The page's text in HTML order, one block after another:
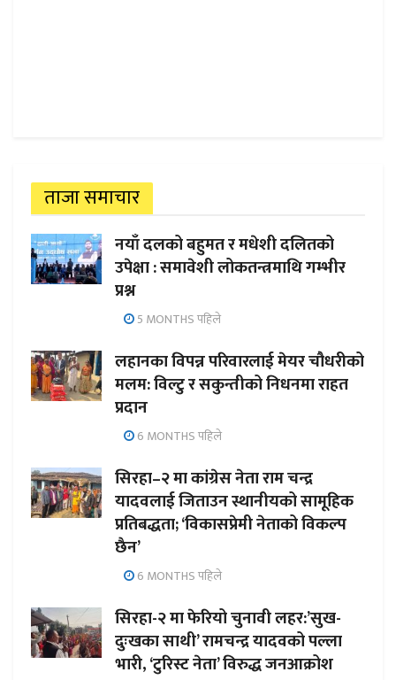
ताजा समाचार
नयाँ दलको बहुमत र मधेशी दलितको
उपेक्षा : समावेशी लोकतन्त्रमाथि गम्भीर
प्रश्न
5 MONTHS पहिले
लहानका विपन्न परिवारलाई मेयर चौधरीको
मलम: विल्टु र सकुन्तीको निधनमा राहत
प्रदान
6 MONTHS पहिले
सिरहा–२ मा कांग्रेस नेता राम चन्द्र
यादवलाई जिताउन स्थानीयको सामूहिक
प्रतिबद्धता; ‘विकासप्रेमी नेताको विकल्प
छैन’
6 MONTHS पहिले
सिरहा-२ मा फेरियो चुनावी लहर:’सुख-
दुःखका साथी’ रामचन्द्र यादवको पल्ला
भारी, ‘टुरिस्ट नेता’ विरुद्ध जनआक्रोश